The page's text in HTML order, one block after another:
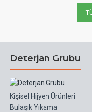
Deterjan Grubu
Kişisel Hijyen Ürünleri
Bulaşık Yıkama